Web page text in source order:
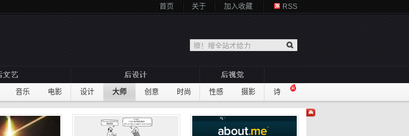
首页 关于 加入收藏 RSS
音乐 电影 设计 大师 创意 时尚 性感 摄影 诗